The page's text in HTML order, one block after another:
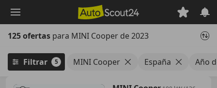
principal
125 ofertas para MINI Cooper de 2023
Filtrar 5 MINI Cooper España Año